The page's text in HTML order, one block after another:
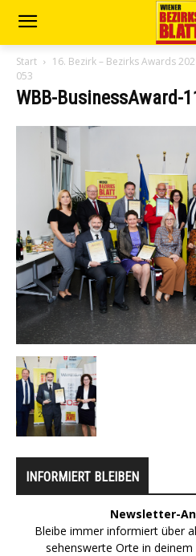
Start 16. Bezirk – Bezirks Awards
053
WBB-BusinessAward-
INFORMIERT BLEIBEN
Newsletter-
Bleibe immer informiert über
sehenswerte Orte in